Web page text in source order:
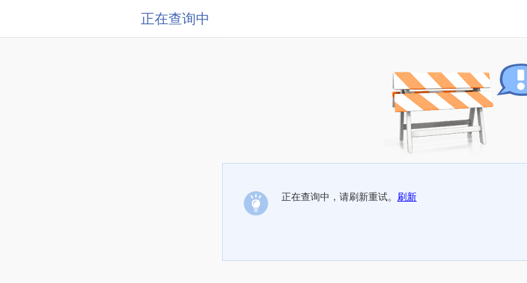
正在查询中
正在查询中，请刷新重试。 刷新